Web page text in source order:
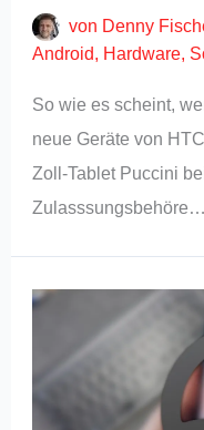
von Denny
Android, Hardware,
So wie es scheint,
neue Geräte von
Zoll-Tablet Puccini
Zulasssungsbehöre…